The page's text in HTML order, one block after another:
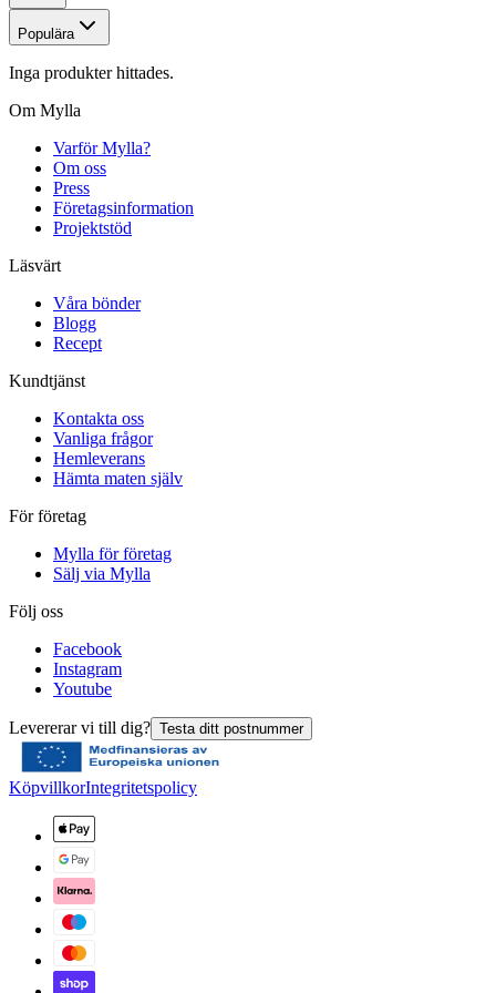
Populära
Inga produkter hittades.
Om Mylla
Varför Mylla?
Om oss
Press
Företagsinformation
Projektstöd
Läsvärt
Våra bönder
Blogg
Recept
Kundtjänst
Kontakta oss
Vanliga frågor
Hemleverans
Hämta maten själv
För företag
Mylla för företag
Sälj via Mylla
Följ oss
Facebook
Instagram
Youtube
Levererar vi till dig? Testa ditt postnummer
KöpvillkorIntegritetspolicy